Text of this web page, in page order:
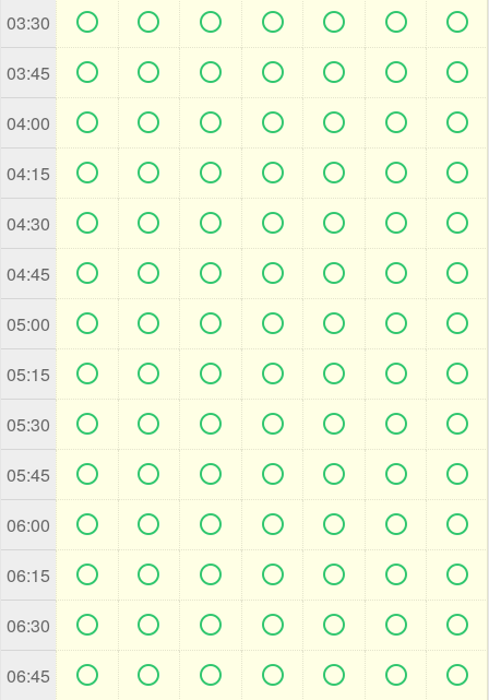
03:30       
03:45       
04:00       
04:15       
04:30       
04:45       
05:00       
05:15       
05:30       
05:45       
06:00       
06:15       
06:30       
06:45       